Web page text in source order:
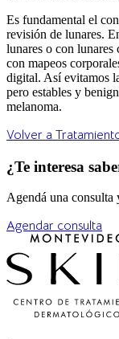
Es fundamental el
revisión de lunares.
lunares o con
con mapeos
digital. Así evitamos
pero estables y
melanoma.
Volver a
¿Te interesa
Agendá una consulta
Agendar consulta